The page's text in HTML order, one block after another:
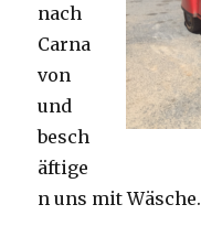
nach
Carna
von
und
besch
äftige
n uns mit Wäsche.